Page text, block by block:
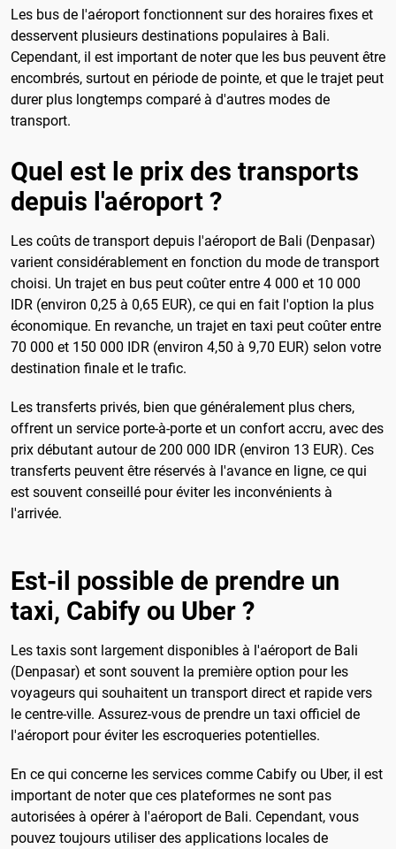
Les bus de l'aéroport fonctionnent sur des horaires fixes et
desservent plusieurs destinations populaires à Bali.
Cependant, il est important de noter que les bus peuvent être
encombrés, surtout en période de pointe, et que le trajet peut
durer plus longtemps comparé à d'autres modes de
transport.
Quel est le prix des transports
depuis l'aéroport ?
Les coûts de transport depuis l'aéroport de Bali (Denpasar)
varient considérablement en fonction du mode de transport
choisi. Un trajet en bus peut coûter entre 4 000 et 10 000
IDR (environ 0,25 à 0,65 EUR), ce qui en fait l'option la plus
économique. En revanche, un trajet en taxi peut coûter entre
70 000 et 150 000 IDR (environ 4,50 à 9,70 EUR) selon votre
destination finale et le trafic.
Les transferts privés, bien que généralement plus chers,
offrent un service porte-à-porte et un confort accru, avec des
prix débutant autour de 200 000 IDR (environ 13 EUR). Ces
transferts peuvent être réservés à l'avance en ligne, ce qui
est souvent conseillé pour éviter les inconvénients à
l'arrivée.
Est-il possible de prendre un
taxi, Cabify ou Uber ?
Les taxis sont largement disponibles à l'aéroport de Bali
(Denpasar) et sont souvent la première option pour les
voyageurs qui souhaitent un transport direct et rapide vers
le centre-ville. Assurez-vous de prendre un taxi officiel de
l'aéroport pour éviter les escroqueries potentielles.
En ce qui concerne les services comme Cabify ou Uber, il est
important de noter que ces plateformes ne sont pas
autorisées à opérer à l'aéroport de Bali. Cependant, vous
pouvez toujours utiliser des applications locales de